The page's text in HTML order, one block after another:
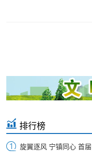
排行榜
旋翼逐风 宁镇同心 首